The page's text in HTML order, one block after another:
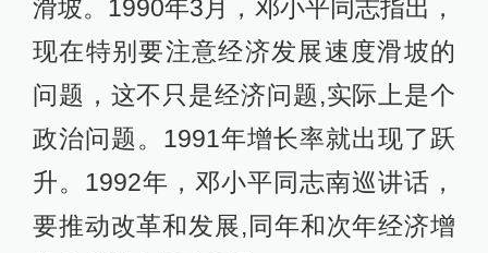
滑坡。1990年3月，邓小平同志指出，
现在特别要注意经济发展速度滑坡的
问题，这不只是经济问题,实际上是个
政治问题。1991年增长率就出现了跃
升。1992年，邓小平同志南巡讲话，
要推动改革和发展,同年和次年经济增